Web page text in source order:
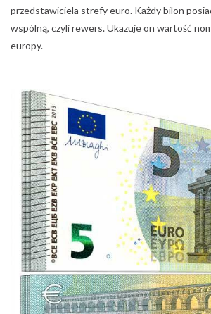
przedstawiciela strefy euro. Każdy bilon
wspólną, czyli rewers. Ukazuje on wartość
europy.